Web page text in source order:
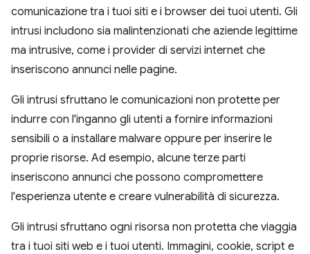
comunicazione tra i tuoi siti e i browser dei tuoi utenti. Gli
intrusi includono sia malintenzionati che aziende legittime
ma intrusive, come i provider di servizi internet che
inseriscono annunci nelle pagine.
Gli intrusi sfruttano le comunicazioni non protette per
indurre con l'inganno gli utenti a fornire informazioni
sensibili o a installare malware oppure per inserire le
proprie risorse. Ad esempio, alcune terze parti
inseriscono annunci che possono compromettere
l'esperienza utente e creare vulnerabilità di sicurezza.
Gli intrusi sfruttano ogni risorsa non protetta che viaggia
tra i tuoi siti web e i tuoi utenti. Immagini, cookie, script e